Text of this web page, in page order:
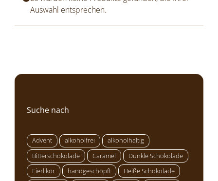
Auswahl entsprechen.
Suche nach
Advent alkoholfrei
alkoholhaltig
Bitterschokolade
Caramel
Dunkle Schokolade
Eierlikör
handgeschöpft
Heiße Schokolade